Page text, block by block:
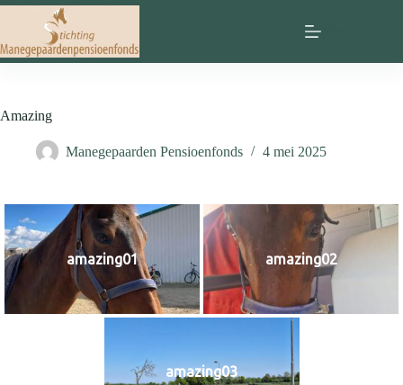
Ga
inhoud
Amazing
Manegepaarden Pensioenfonds 4 mei 2025
amazing01 amazing02
amazing03